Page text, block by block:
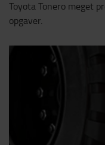
Toyota Tonero meget
opgaver.